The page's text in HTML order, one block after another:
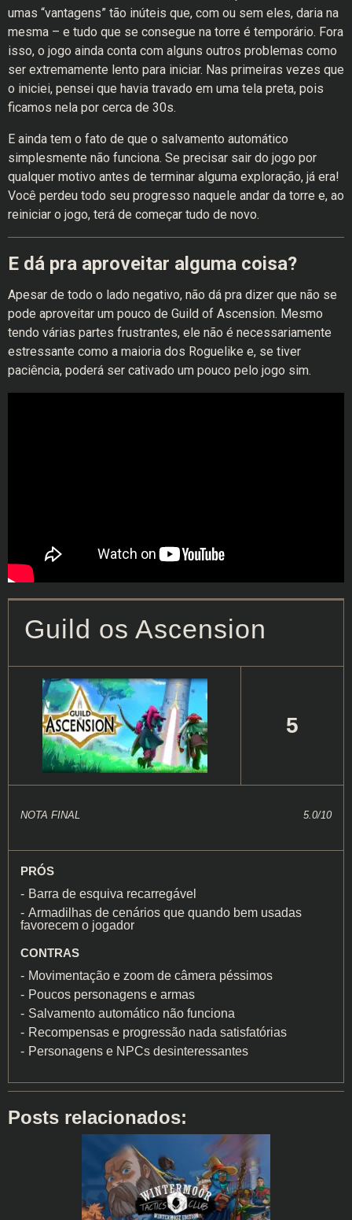
umas “vantagens” tão inúteis que, com ou sem eles, daria na
mesma – e tudo que se consegue na torre é temporário. Fora
isso, o jogo ainda conta com alguns outros problemas como
ser extremamente lento para iniciar. Nas primeiras vezes que
o iniciei, pensei que havia travado em uma tela preta, pois
ficamos nela por cerca de 30s.
E ainda tem o fato de que o salvamento automático
simplesmente não funciona. Se precisar sair do jogo por
qualquer motivo antes de terminar alguma exploração, já era!
Você perdeu todo seu progresso naquele andar da torre e, ao
reiniciar o jogo, terá de começar tudo de novo.
E dá pra aproveitar alguma coisa?
Apesar de todo o lado negativo, não dá pra dizer que não se
pode aproveitar um pouco de Guild of Ascension. Mesmo
tendo várias partes frustrantes, ele não é necessariamente
estressante como a maioria dos Roguelike e, se tiver
paciência, poderá ser cativado um pouco pelo jogo sim.
Guild os Ascension
5
NOTA FINAL 5.0/10
PRÓS
Barra de esquiva recarregável
Armadilhas de cenários que quando bem usadas
favorecem o jogador
CONTRAS
Movimentação e zoom de câmera péssimos
Poucos personagens e armas
Salvamento automático não funciona
Recompensas e progressão nada satisfatórias
Personagens e NPCs desinteressantes
Posts relacionados: